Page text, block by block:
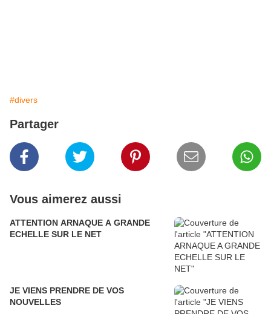
#divers
Partager
Vous aimerez aussi
ATTENTION ARNAQUE A GRANDE
ECHELLE SUR LE NET
JE VIENS PRENDRE DE VOS
NOUVELLES